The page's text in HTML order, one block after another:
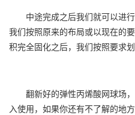
中途完成之后我们就可以进行
我们按照原来的布局或以现在的
积完全固化之后，我们按照要求划
翻新好的弹性丙烯酸网球场，
入使用，如果你还有不了解的地方